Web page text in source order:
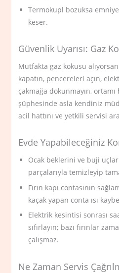
Termokupl bozuksa
keser.
Güvenlik Uyarısı: Gaz
Mutfakta gaz kokusu
kapatın, pencereleri açın,
çakmağa dokunmayın, ortamı
şüphesinde asla kendiniz
acil hattını ve yetkili servisi
Evde Yapabileceğiniz
Ocak beklerini ve buji
parçalarıyla temizleyip
Fırın kapı contasının
kaçak yapan conta ısı
Elektrik kesintisi sonrası
sıfırlayın; bazı fırınlar
çalışmaz.
Ne Zaman Servis